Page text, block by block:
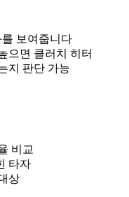
를 보여줍니다
으면 클러치 히터
지 판단 가능
비교
타자
상